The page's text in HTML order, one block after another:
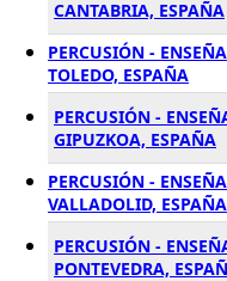
CANTABRIA, ESPAÑA
PERCUSIÓN -
TOLEDO, ESPAÑA
PERCUSIÓN -
GIPUZKOA, ESPAÑA
PERCUSIÓN -
VALLADOLID, ESPAÑA
PERCUSIÓN -
PONTEVEDRA,